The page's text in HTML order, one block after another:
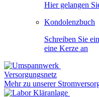
Hier gelangen
Kondolenzbuch
Schreiben Sie
eine Kerze an
Versorgungsnetz
Mehr zu unserer